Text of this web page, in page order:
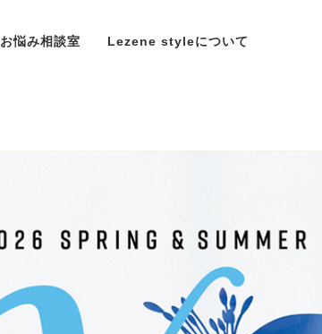
お悩み相談室 Lezene styleについて